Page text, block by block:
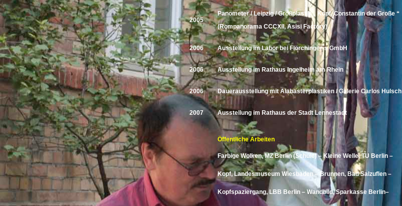
2005
Panometer / Leipzig /Großplastik „ Kopf, Constantin der Große “
(Rompanorama CCCXII,Asisi Factory)
2006 Ausstellung im Labor beiFlörchinger´s GmbH
2006 Ausstellung im Rathaus Ingelheim am Rhein
2006 Dauerausstellung mit Alabasterplastiken / Galerie Carlos Hulsch
2007 Ausstellung im Rathaus der Stadt Lennestadt
Öffentliche Arbeiten
Farbige Wolken, MZ Berlin (Schule) – Kleine Welle, TU Berlin –
Kopf, Landesmuseum Wiesbaden – Brunnen, Bad Salzuflen –
Kopfspaziergang, LBB Berlin – Wandbild, Sparkasse Berlin–